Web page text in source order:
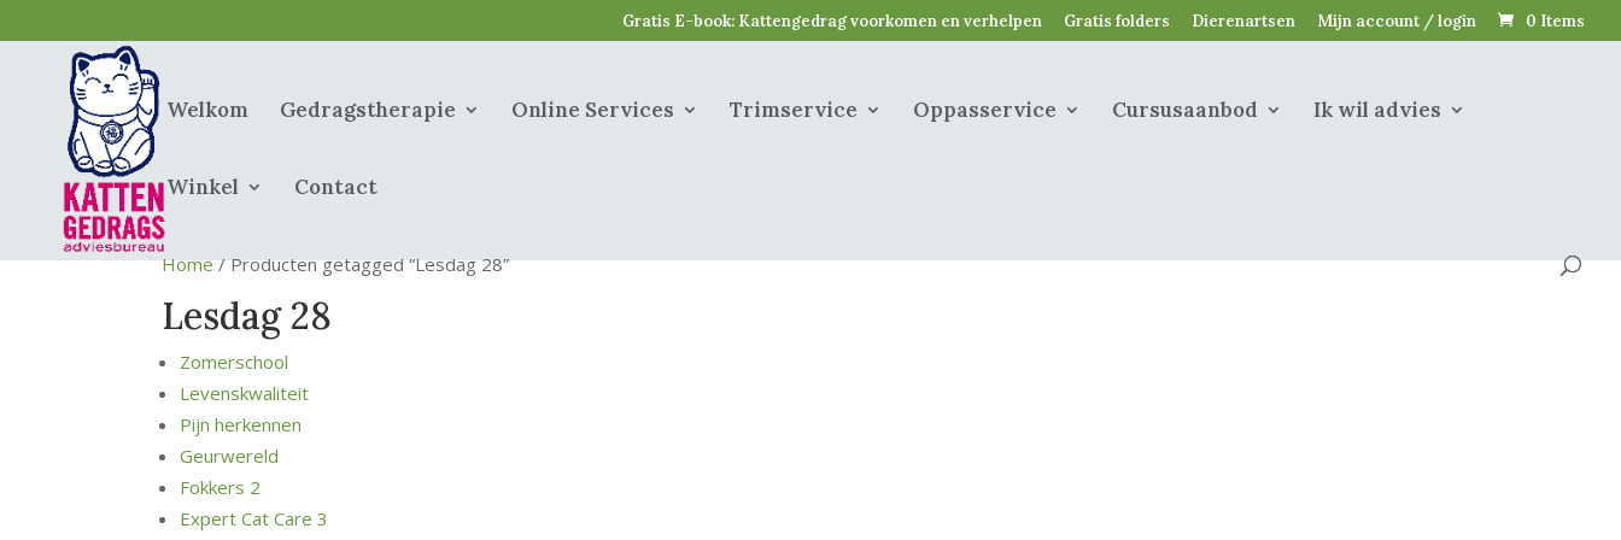
Gratis E-book: Kattengedrag voorkomen en verhelpen Gratis folders Dierenartsen Mijn account / login 0 Items
Welkom Gedragstherapie Online Services Trimservice Oppasservice Cursusaanbod Ik wil advies
Winkel Contact
Home/ Producten getagged “Lesdag 28”
Lesdag 28
Zomerschool
Levenskwaliteit
Pijn herkennen
Geurwereld
Fokkers 2
Expert Cat Care 3